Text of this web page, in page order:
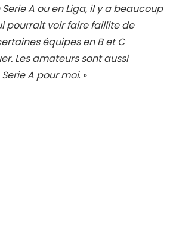
A ou en Liga, il y a beaucoup
pourrait voir faire faillite de
équipes en B et C
Les amateurs sont aussi
A pour moi. »